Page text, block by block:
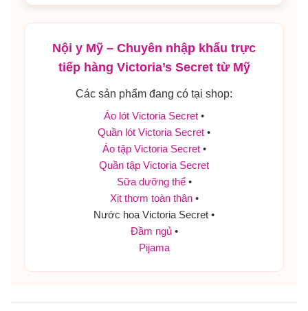
Nội y Mỹ – Chuyên nhập khẩu trực
tiếp hàng Victoria’s Secret từ Mỹ
Các sản phẩm đang có tại shop:
Áo lót Victoria Secret •
Quần lót Victoria Secret •
Áo tập Victoria Secret•
Quần tập Victoria Secret
Sữa dưỡng thể•
Xịt thơm toàn thân•
Nước hoa Victoria Secret •
Đầm ngủ•
Pijama